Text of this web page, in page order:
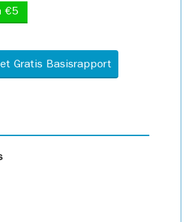
€5
Gratis Basisrapport